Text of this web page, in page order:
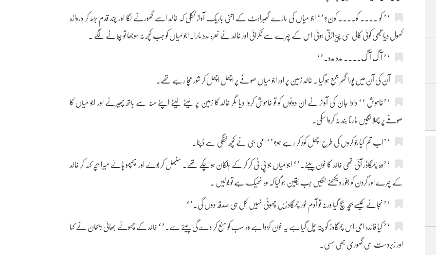
‘’ کو .... کو.... کون؟’‘ اجو میاں کی مارے گھبراہٹ کے اتنی باریک آواز نکلی کہ خالد اسے گھورنے لگا اور چند قدم بڑھ کر دروازہ
کھول دیا تبھی کوئی کالی سی چیز اڑتی ہوئی اس کے چہرے سے ٹکرائی اور خالد نے نعرہ مدد مارا۔ اجو میاں کو جب کچھ نہ سوجھا تو چلانے لگے ۔
‘’ آگ آگ.... مدد مدد۔’‘
آن کی آن میں پورا گھر جمع ہو گیا ۔ خالد زمین پر اور اجو میاں صوفے پر اچھل اچھل کر شور مچا رہے تھے۔
‘’خاموش ‘‘ دادا جان کی آواز نے ان دونوں کو تو خاموش کروا دیا مگر خالد کا زمین پر لیٹے لیٹے اپنے منہ سے ہاتھ پھیرنے اور اجو میاں کا
صوفے پر چھلانگیں مارنا بند نہ کروا سکی۔
‘’اب تم کیا جو کروں کی طرح اچھل کود کر رہے ہو؟’‘ امی جی نے کچھ خفگی سے ڈپٹا۔
‘’وہ چمگاڈر آئی تھی خالد کا خون پینے۔’‘ اجو میاں جو پی ٹی کر کر کے ہلکان ہو چکے تھے۔ سنبھل کر بولے اور پھپھو ہائے میرا بچہ کہہ کر خالد
کے چہرے اور گردن کو بغور دیکھنے لگیں جب یقین ہو گیا کہ وہ ٹھیک ہے تو بولیں ۔
‘’ نجانے کیسے بچہ بچ گیا ورنہ تو آدم خور چمگادڑیں چھوٹی نہیں کل ہی صدقہ دوں گی۔’‘
‘’ کیا فائدہ امی اس چمگادڑ کو پتہ چل گیا ہے یہ خون کڑوا ہے وہ سب کو منع کر دے گی پینے سے۔’‘ خالد کے چھوٹے بھائی ریحان نے کہا
اور زبردست سی گھوری بھی سہی۔